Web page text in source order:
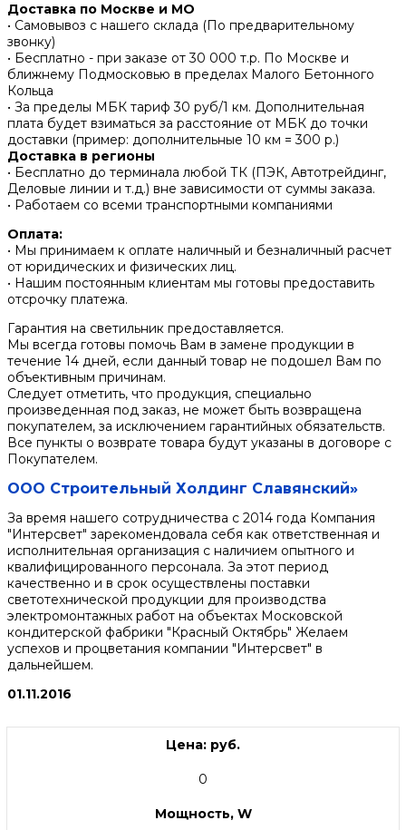
Доставка по Москве и МО
• Самовывоз с нашего склада (По предварительному
звонку)
• Бесплатно - при заказе от 30 000 т.р. По Москве и
ближнему Подмосковью в пределах Малого Бетонного
Кольца
• За пределы МБК тариф 30 руб/1 км. Дополнительная
плата будет взиматься за расстояние от МБК до точки
доставки (пример: дополнительные 10 км = 300 р.)
Доставка в регионы
• Бесплатно до терминала любой ТК (ПЭК, Автотрейдинг,
Деловые линии и т.д.) вне зависимости от суммы заказа.
• Работаем со всеми транспортными компаниями
Оплата:
• Мы принимаем к оплате наличный и безналичный расчет
от юридических и физических лиц.
• Нашим постоянным клиентам мы готовы предоставить
отсрочку платежа.
Гарантия на светильник предоставляется.
Мы всегда готовы помочь Вам в замене продукции в
течение 14 дней, если данный товар не подошел Вам по
объективным причинам.
Следует отметить, что продукция, специально
произведенная под заказ, не может быть возвращена
покупателем, за исключением гарантийных обязательств.
Все пункты о возврате товара будут указаны в договоре с
Покупателем.
ООО Строительный Холдинг Славянский»
За время нашего сотрудничества с 2014 года Компания
"Интерсвет" зарекомендовала себя как ответственная и
исполнительная организация с наличием опытного и
квалифицированного персонала. За этот период
качественно и в срок осуществлены поставки
светотехнической продукции для производства
электромонтажных работ на объектах Московской
кондитерской фабрики "Красный Октябрь" Желаем
успехов и процветания компании "Интерсвет" в
дальнейшем.
01.11.2016
Цена: руб.
0
Мощность, W